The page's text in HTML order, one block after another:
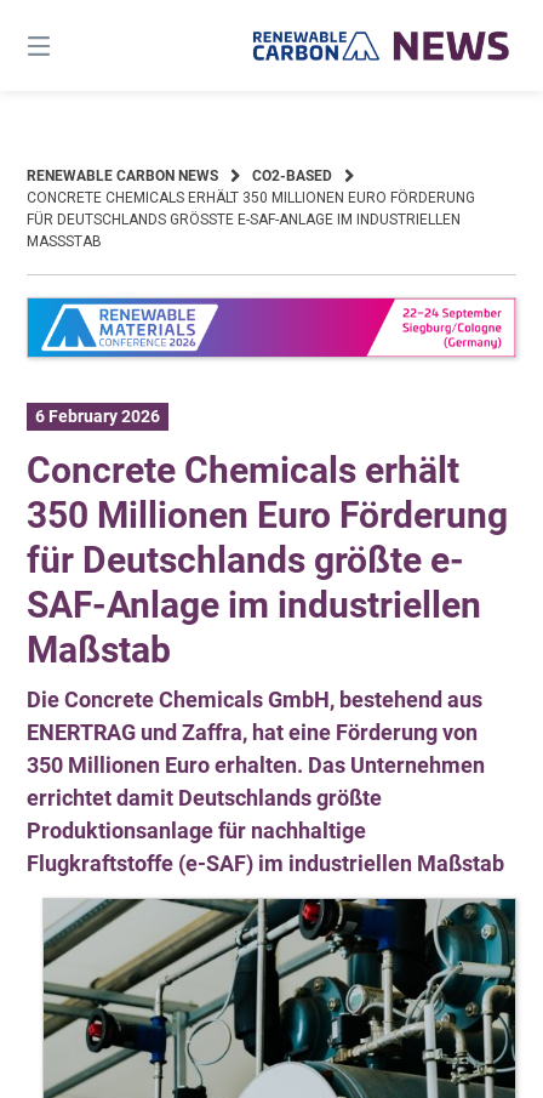
content
RENEWABLE CARBON NEWS
CO2-BASED
CONCRETE CHEMICALS ERHÄLT 350 MILLIONEN EURO FÖRDERUNG
FÜR DEUTSCHLANDS GRÖSSTE E-SAF-ANLAGE IM INDUSTRIELLEN M
ASSSTAB
6 February 2026
Concrete Chemicals erhält
350 Millionen Euro Förderung
für Deutschlands größte e-
SAF-Anlage im industriellen
Maßstab
Die Concrete Chemicals GmbH, bestehend aus
ENERTRAG und Zaffra, hat eine Förderung von
350 Millionen Euro erhalten. Das Unternehmen
errichtet damit Deutschlands größte
Produktionsanlage für nachhaltige
Flugkraftstoffe (e-SAF) im industriellen Maßstab